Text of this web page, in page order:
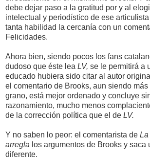
debe dejar paso a la gratitud por y al
intelectual y periodístico de ese
tanta habilidad la cercanía con un
Felicidades.
Ahora bien, siendo pocos los fans
dudoso que éste lea LV, se le permitirá a
educado hubiera sido citar al autor
el comentario de Brooks, aun siendo más
grano, está mejor ordenado y concluye
razonamiento, mucho menos
de la corrección política que el de LV.
Y no saben lo peor: el comentarista de La
arregla los argumentos de Brooks y saca
diferente.